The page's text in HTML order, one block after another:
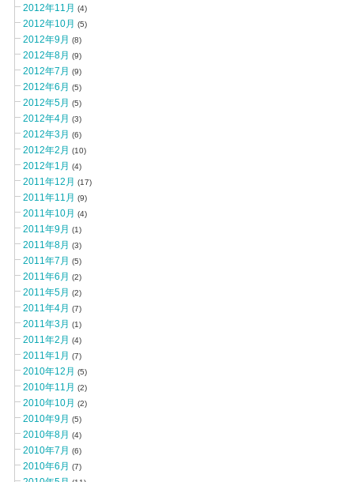
2012年11月 (4)
2012年10月 (5)
2012年9月 (8)
2012年8月 (9)
2012年7月 (9)
2012年6月 (5)
2012年5月 (5)
2012年4月 (3)
2012年3月 (6)
2012年2月 (10)
2012年1月 (4)
2011年12月 (17)
2011年11月 (9)
2011年10月 (4)
2011年9月 (1)
2011年8月 (3)
2011年7月 (5)
2011年6月 (2)
2011年5月 (2)
2011年4月 (7)
2011年3月 (1)
2011年2月 (4)
2011年1月 (7)
2010年12月 (5)
2010年11月 (2)
2010年10月 (2)
2010年9月 (5)
2010年8月 (4)
2010年7月 (6)
2010年6月 (7)